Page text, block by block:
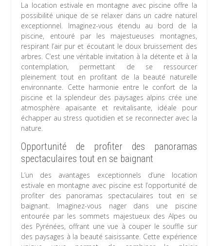
La location estivale en montagne avec piscine offre la
possibilité unique de se relaxer dans un cadre naturel
exceptionnel. Imaginez-vous étendu au bord de la
piscine, entouré par les majestueuses montagnes,
respirant l’air pur et écoutant le doux bruissement des
arbres. C’est une véritable invitation à la détente et à la
contemplation, permettant de se ressourcer
pleinement tout en profitant de la beauté naturelle
environnante. Cette harmonie entre le confort de la
piscine et la splendeur des paysages alpins crée une
atmosphère apaisante et revitalisante, idéale pour
échapper au stress quotidien et se reconnecter avec la
nature.
Opportunité de profiter des panoramas
spectaculaires tout en se baignant
L’un des avantages exceptionnels d’une location
estivale en montagne avec piscine est l’opportunité de
profiter des panoramas spectaculaires tout en se
baignant. Imaginez-vous nager dans une piscine
entourée par les sommets majestueux des Alpes ou
des Pyrénées, offrant une vue à couper le souffle sur
des paysages à la beauté saisissante. Cette expérience